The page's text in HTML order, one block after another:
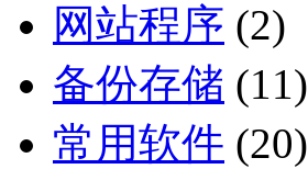
网站程序 (2)
备份存储 (11)
常用软件 (20)